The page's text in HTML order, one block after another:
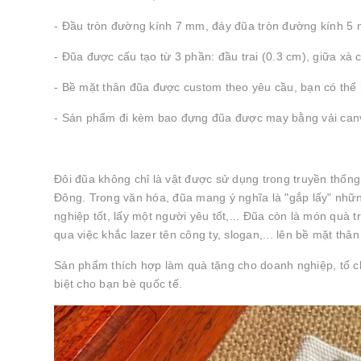
- Đầu tròn đường kính 7 mm, đáy đũa tròn đường kính 5
- Đũa được cấu tạo từ 3 phần: đầu trai (0.3 cm), giữa xà
- Bề mặt thân đũa được custom theo yêu cầu, bạn có
- Sản phẩm đi kèm bao đựng đũa được may bằng vải
Đôi đũa không chỉ là vật được sử dụng trong truyền
Đông. Trong văn hóa, đũa mang ý nghĩa là "gắp lấy"
nghiệp tốt, lấy một người yêu tốt,... Đũa còn là món quà
qua việc khắc lazer tên công ty, slogan,... lên bề mặt
Sản phẩm thích hợp làm quà tặng cho doanh nghiệp, tổ
biệt cho bạn bè quốc tế.